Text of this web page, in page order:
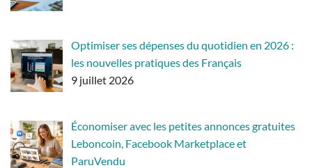
Optimiser ses dépenses du quotidien en 2026 :
les nouvelles pratiques des Français
9 juillet 2026
Économiser avec les petites annonces gratuites
Leboncoin, Facebook Marketplace et
ParuVendu